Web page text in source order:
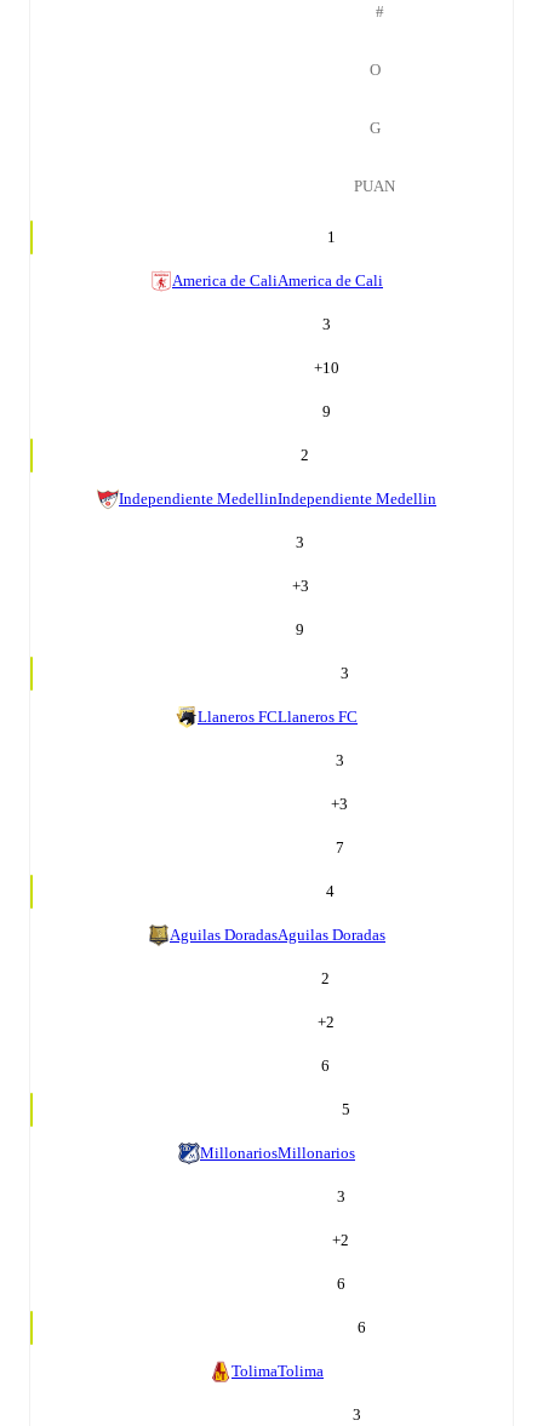
#
O
G
PUAN
1
America de CaliAmerica de Cali
3
+10
9
2
Independiente MedellinIndependiente Medellin
3
+3
9
3
Llaneros FCLlaneros FC
3
+3
7
4
Aguilas DoradasAguilas Doradas
2
+2
6
5
MillonariosMillonarios
3
+2
6
6
TolimaTolima
3